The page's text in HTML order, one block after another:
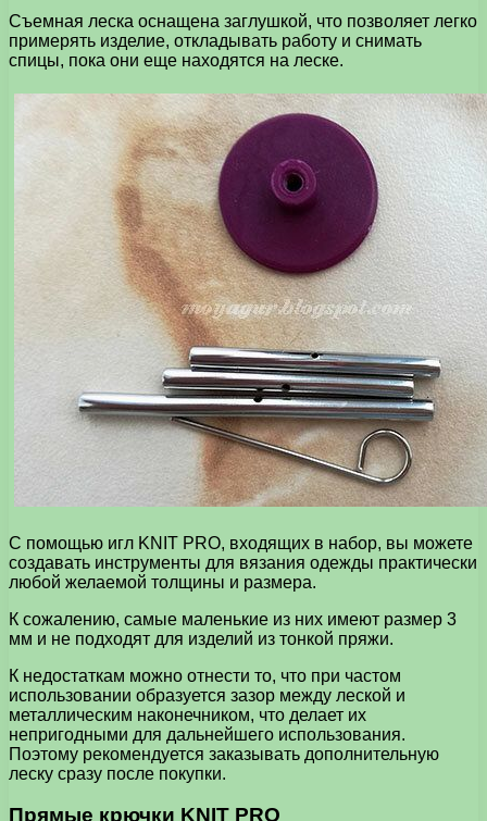
Съемная леска оснащена заглушкой, что позволяет легко
примерять изделие, откладывать работу и снимать
спицы, пока они еще находятся на леске.
С помощью игл KNIT PRO, входящих в набор, вы можете
создавать инструменты для вязания одежды практически
любой желаемой толщины и размера.
К сожалению, самые маленькие из них имеют размер 3
мм и не подходят для изделий из тонкой пряжи.
К недостаткам можно отнести то, что при частом
использовании образуется зазор между леской и
металлическим наконечником, что делает их
непригодными для дальнейшего использования.
Поэтому рекомендуется заказывать дополнительную
леску сразу после покупки.
Прямые крючки KNIT PRO